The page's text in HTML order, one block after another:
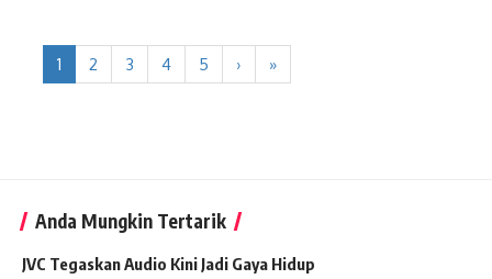
1 2 3 4 5 › »
Anda Mungkin Tertarik
JVC Tegaskan Audio Kini Jadi Gaya Hidup